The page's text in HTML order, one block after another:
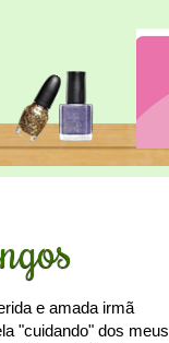
e amada irmã
"cuidando" dos meus